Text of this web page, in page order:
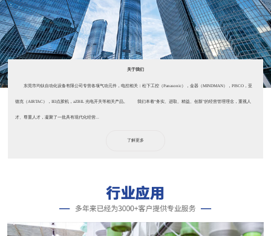
关于我们
东莞市均钛自动化设备有限公司专营各项气动元件，电控相关：松下工控（Panasonic），金器（MINDMAN），PISCO，亚
德克（AIRTAC），IEI点胶机，aZBIL 光电开关等相关产品。 我们本着“务实、进取、精益、创新”的经营管理理念，重视人
才、尊重人才，凝聚了一批具有现代化经营...
了解更多